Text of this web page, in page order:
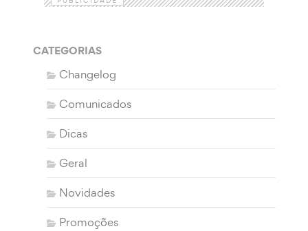
CATEGORIAS
Changelog
Comunicados
Dicas
Geral
Novidades
Promoções